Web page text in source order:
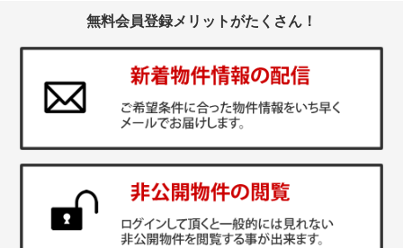
無料会員登録メリットがたくさん！